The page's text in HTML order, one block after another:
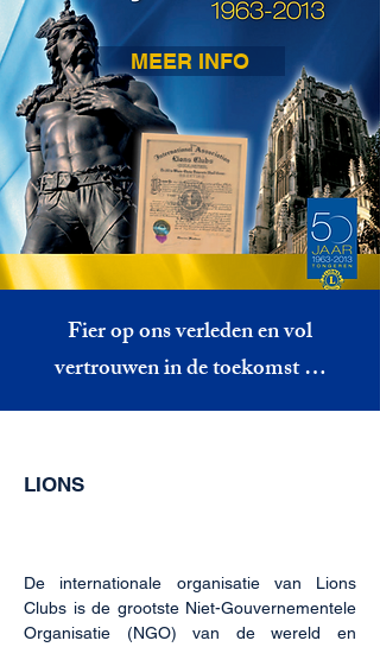
MEER INFO
Fier op ons verleden en vol
vertrouwen in de toekomst …
LIONS
De internationale organisatie van Lions
Clubs is de grootste Niet-Gouvernementele
Organisatie (NGO) van de wereld en